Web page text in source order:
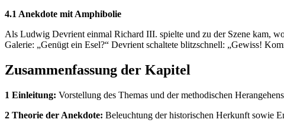
4.1 Anekdote mit Amphibolie
Als Ludwig Devrient einmal Richard III. spielte und zu der Szene kam,
Galerie: „Genügt ein Esel?“ Devrient schaltete blitzschnell: „Gewiss!
Zusammenfassung der Kapitel
1 Einleitung: Vorstellung des Themas und der methodischen
2 Theorie der Anekdote: Beleuchtung der historischen Herkunft sowie